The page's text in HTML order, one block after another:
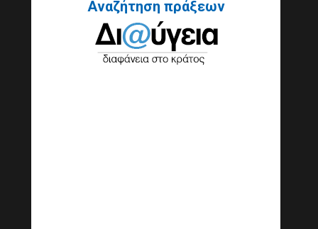
Αναζήτηση πράξεων